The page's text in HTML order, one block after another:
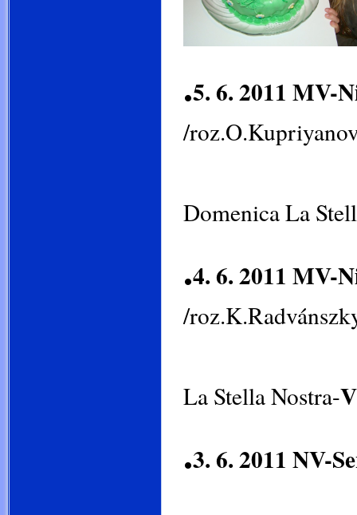
.5. 6. 2011 MV-
/
Domenica La
.4. 6. 2011 MV-
/
La Stella Nostra-
.3. 6. 2011 NV-